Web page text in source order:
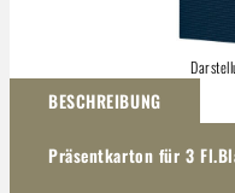
BESCHREIBUNG
Präsentkarton für 3